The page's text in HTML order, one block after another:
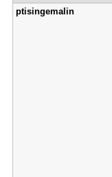
ptisingema​lin